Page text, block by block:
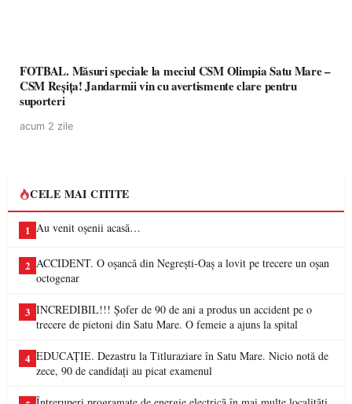
FOTBAL. Măsuri speciale la meciul CSM Olimpia Satu Mare –
CSM Reșița! Jandarmii vin cu avertismente clare pentru
suporteri
acum 2 zile
CELE MAI CITITE
1 Au venit oșenii acasă…
2 ACCIDENT. O oșancă din Negrești-Oaș a lovit pe trecere un oșan
octogenar
3 INCREDIBIL!!! Șofer de 90 de ani a produs un accident pe o
trecere de pietoni din Satu Mare. O femeie a ajuns la spital
4 EDUCAȚIE. Dezastru la Titluraziare în Satu Mare. Nicio notă de
zece, 90 de candidați au picat examenul